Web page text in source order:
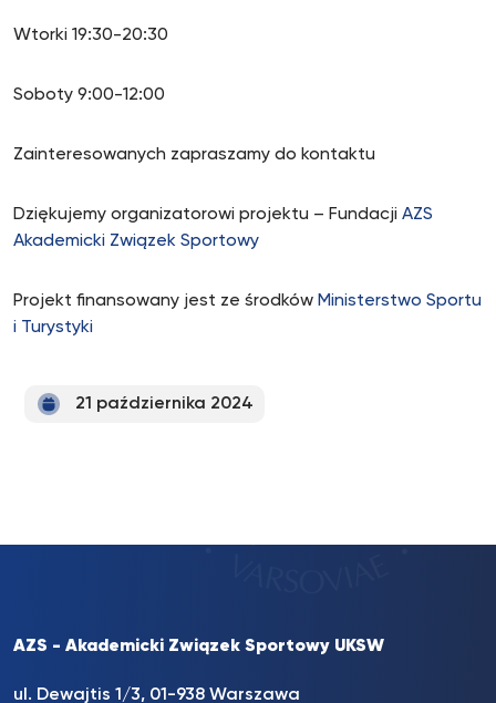
Wtorki 19:30-20:30
Soboty 9:00-12:00
Zainteresowanych zapraszamy do kontaktu
Dziękujemy organizatorowi projektu – Fundacji AZS
Akademicki Związek Sportowy
Projekt finansowany jest ze środków Ministerstwo Sportu
i Turystyki
21 października 2024
AZS - Akademicki Związek Sportowy UKSW
ul. Dewajtis 1/3, 01-938 Warszawa